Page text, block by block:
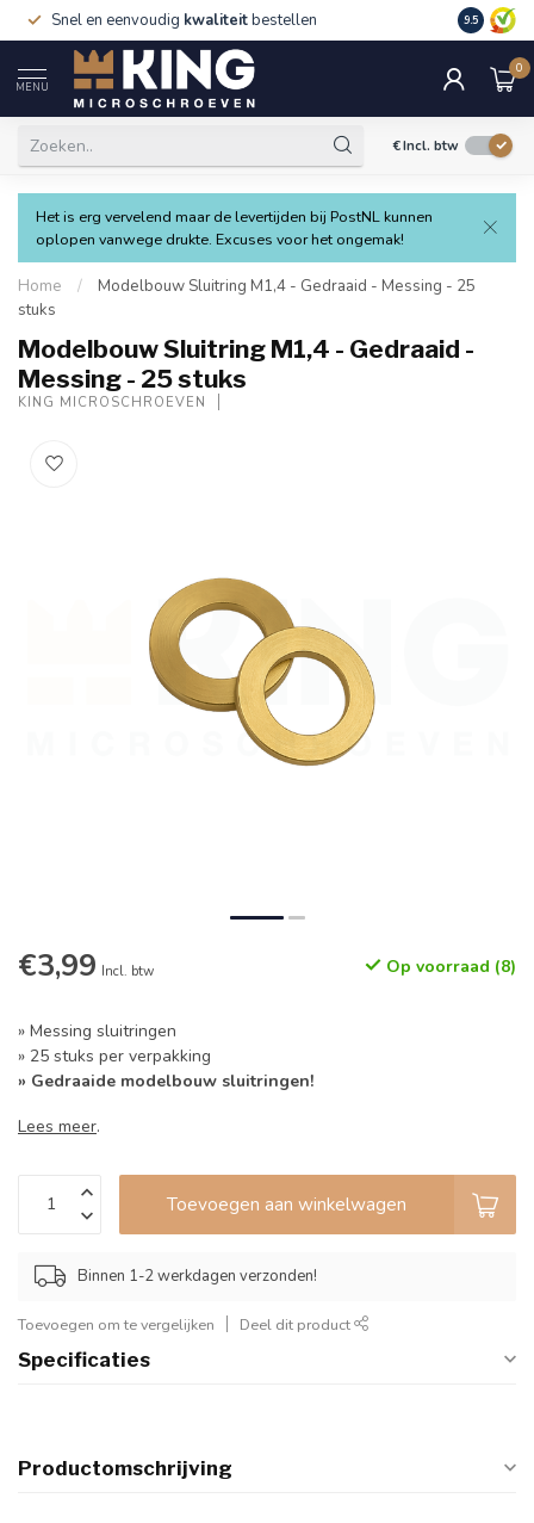
Snel en eenvoudig kwaliteitbestellen 9.5
MENU
0
€Incl. btw
Het is erg vervelend maar de levertijden bij PostNL kunnen
oplopen vanwege drukte. Excuses voor het ongemak!
Home /
Modelbouw Sluitring M1,4 - Gedraaid - Messing - 25
stuks
Modelbouw Sluitring M1,4 - Gedraaid -
Messing - 25 stuks
KING MICROSCHROEVEN
€3,99 Incl. btw Op voorraad (8)
» Messing sluitringen
» 25 stuks per verpakking
» Gedraaide modelbouw sluitringen!
Lees meer.
Toevoegen aan winkelwagen
Binnen 1-2 werkdagen verzonden!
Toevoegen om te vergelijken Deel dit product
Specificaties
Productomschrijving